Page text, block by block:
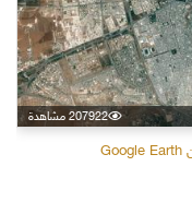
207922 مشاهدة